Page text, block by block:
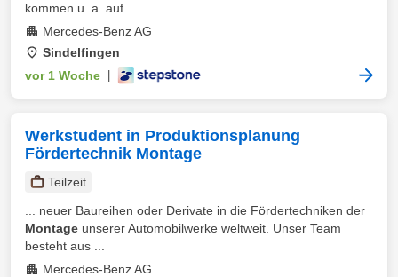
kommen u. a. auf ...
Mercedes-Benz AG
Sindelfingen
vor 1 Woche
Werkstudent in Produktionsplanung
Fördertechnik Montage
Teilzeit
... neuer Baureihen oder Derivate in die Fördertechniken der
Montage unserer Automobilwerke weltweit. Unser Team
besteht aus ...
Mercedes-Benz AG